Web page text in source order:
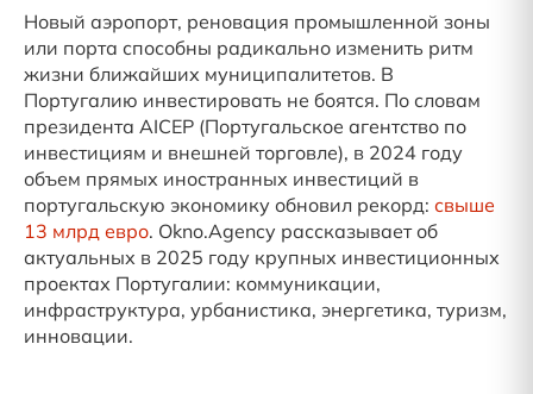
Новый аэропорт, реновация промышленной зоны
или порта способны радикально изменить ритм
жизни ближайших муниципалитетов. В
Португалию инвестировать не боятся. По словам
президента AICEP (Португальское агентство по
инвестициям и внешней торговле), в 2024 году
объем прямых иностранных инвестиций в
португальскую экономику обновил рекорд: свыше
13 млрд евро. Okno.Agency рассказывает об
актуальных в 2025 году крупных инвестиционных
проектах Португалии: коммуникации,
инфраструктура, урбанистика, энергетика, туризм,
инновации.